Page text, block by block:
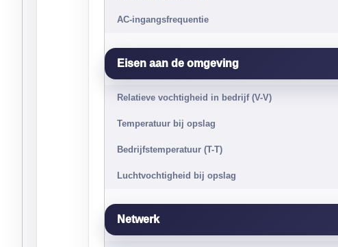
AC-ingangsfrequentie
Eisen aan de omgeving
Relatieve vochtigheid in bedrijf (V-V)
Temperatuur bij opslag
Bedrijfstemperatuur (T-T)
Luchtvochtigheid bij opslag
Netwerk